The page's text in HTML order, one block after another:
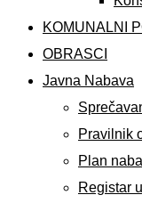
KOMUNALNI
OBRASCI
Javna Nabava
Pravilnik
Plan
Registar